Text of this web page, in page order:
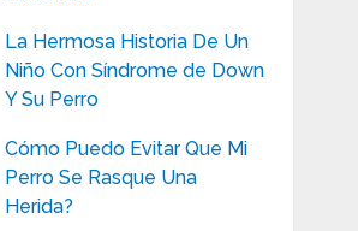
La Hermosa Historia De Un
Niño Con Síndrome de Down
Y Su Perro
Cómo Puedo Evitar Que Mi
Perro Se Rasque Una
Herida?